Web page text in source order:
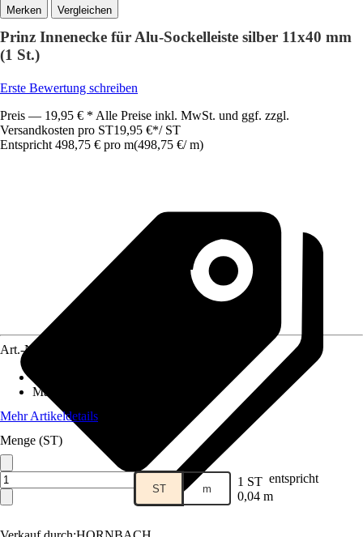
Vergleichen
Prinz Innenecke für Alu-Sockelleiste silber 11x40 mm
(1 St.)
Erste Bewertung schreiben
Preis — 19,95 € * Alle Preise inkl. MwSt. und ggf. zzgl.
Versandkosten pro ST19,95 €*/ ST
Entspricht 498,75 € pro m(498,75 €/ m)
Art.-Nr.
Material
Mehr Artikeldetails
Menge (ST)
ST m 1 ST entspricht
0,04 m